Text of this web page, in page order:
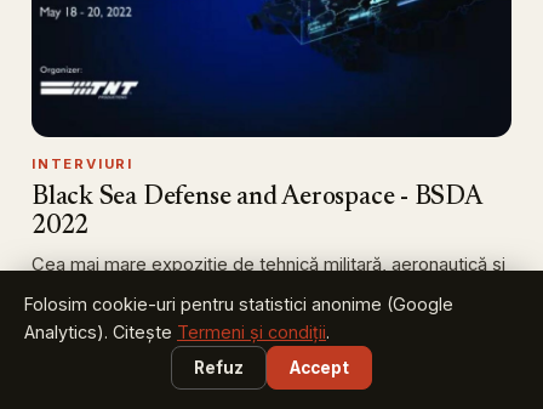
INTERVIURI
Black Sea Defense and Aerospace - BSDA
2022
Cea mai mare expoziție de tehnică militară, aeronautică și
securitate din estul Europei, aflată la ediția a op…
23 IUNIE 2022
Folosim cookie-uri pentru statistici anonime (Google
Analytics). Citește Termeni și condiții.
Refuz Accept